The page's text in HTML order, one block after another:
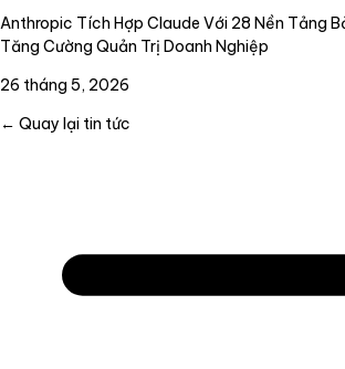
Anthropic Tích Hợp Claude Với 28 Nền Tảng
Tăng Cường Quản Trị Doanh Nghiệp
26 tháng 5, 2026
← Quay lại tin tức